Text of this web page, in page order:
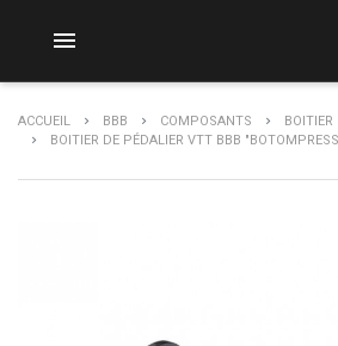

ACCUEIL BBB COMPOSANTS
BOITIER
BOITIER DE PÉDALIER VTT BBB